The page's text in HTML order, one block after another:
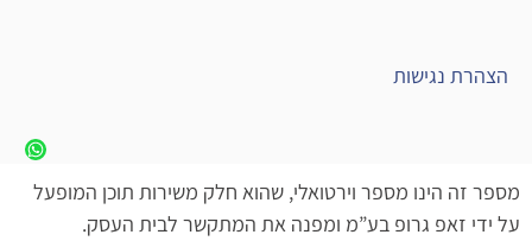
הצהרת נגישות
מספר זה הינו מספר וירטואלי, שהוא חלק משירות תוכן המופעל
על ידי זאפ גרופ בע”מ ומפנה את המתקשר לבית העסק.